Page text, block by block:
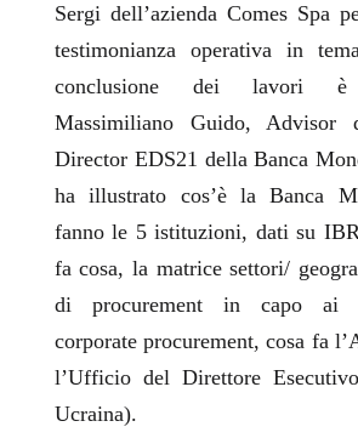
Sergi dell’azienda Comes Spa
testimonianza operativa in
conclusione dei lavori è
Massimiliano Guido, Advisor
Director EDS21 della Banca
ha illustrato cos’è la Banca
fanno le 5 istituzioni, dati su
fa cosa, la matrice settori/
di procurement in capo ai
corporate procurement, cosa fa
l’Ufficio del Direttore
Ucraina).